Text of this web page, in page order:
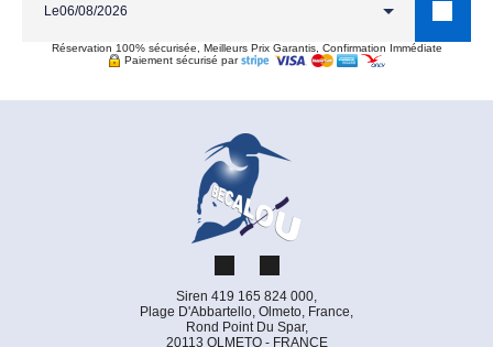
Le
Réservation 100% sécurisée, Meilleurs Prix Garantis, Confirmation Immédiate
Paiement sécurisé par
Siren 419 165 824 000,
Plage D'Abbartello, Olmeto, France,
Rond Point Du Spar,
20113 OLMETO - FRANCE